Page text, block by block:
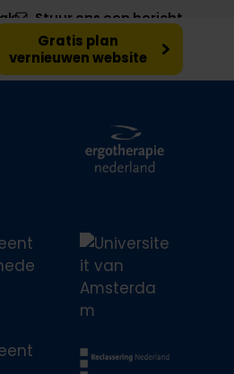
Stuur ons een bericht
Gratis plan
vernieuwen website